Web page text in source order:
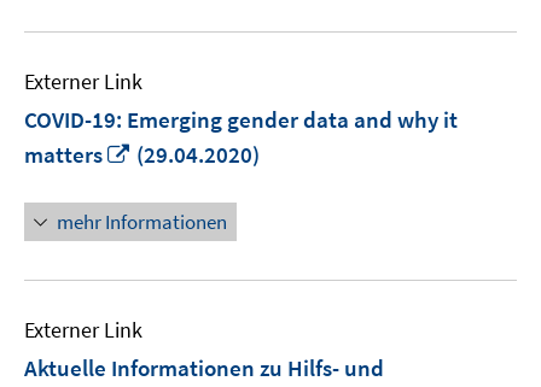
Externer Link
COVID-19: Emerging gender data and why it
matters
In
Fenster
öffnen
(29.04.2020)
mehr Informationen
Externer Link
Aktuelle Informationen zu Hilfs- und